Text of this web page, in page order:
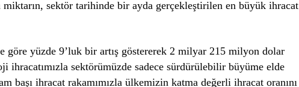
sektör tarihinde bir ayda gerçekleştirilen en büyük ihracat
göre yüzde 9’luk bir artış göstererek 2 milyar 215 milyon dolar
sektörümüzde sadece sürdürülebilir büyüme elde
başı ihracat rakamımızla ülkemizin katma değerli ihracat oranını